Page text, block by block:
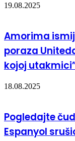
19.08.2025
Amorima
poraza
kojoj
18.08.2025
Pogledajte
Espanyol